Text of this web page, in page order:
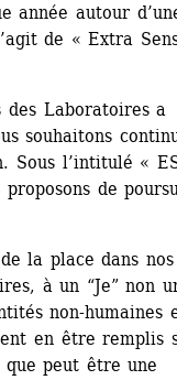
année autour
de « Extra
Laboratoires a
souhaitons
Sous l’intitulé «
de
la place dans
à un “Je” non
non-humaines
en être remplis
peut être une